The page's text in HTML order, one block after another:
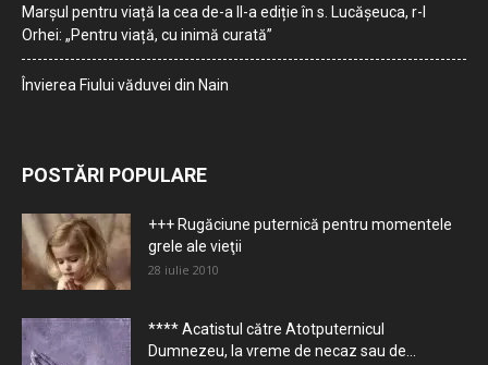
Marșul pentru viață la cea de-a II-a ediție în s. Lucășeuca, r-l
Orhei: „Pentru viață, cu inimă curată”
Învierea Fiului văduvei din Nain
POSTĂRI POPULARE
+++ Rugăciune puternică pentru momentele
grele ale vieţii
28 iulie 2010
**** Acatistul către Atotputernicul
Dumnezeu, la vreme de necaz sau de...